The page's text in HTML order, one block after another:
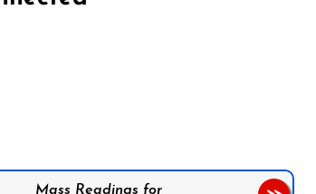
Mass Readings for